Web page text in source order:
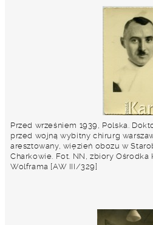
Przed wrześniem 1939, Polska.
przed wojną wybitny chirurg
aresztowany, więzień obozu w
Charkowie. Fot. NN, zbiory Ośrodka
Wolframa [AW III/329]